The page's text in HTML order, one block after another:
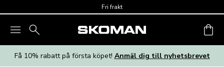
Fri frakt
Få 10% rabatt på första köpet! Anmäl dig till nyhetsbrevet